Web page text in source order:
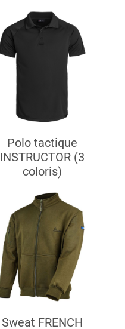
Polo tactique
INSTRUCTOR (3
coloris)
Sweat FRENCH